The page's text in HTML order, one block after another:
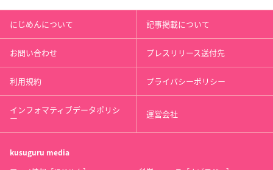
にじめんについて 記事掲載について
お問い合わせ プレスリリース送付先
利用規約 プライバシーポリシー
インフォマティブデータポリシ
ー 運営会社
kusuguru media